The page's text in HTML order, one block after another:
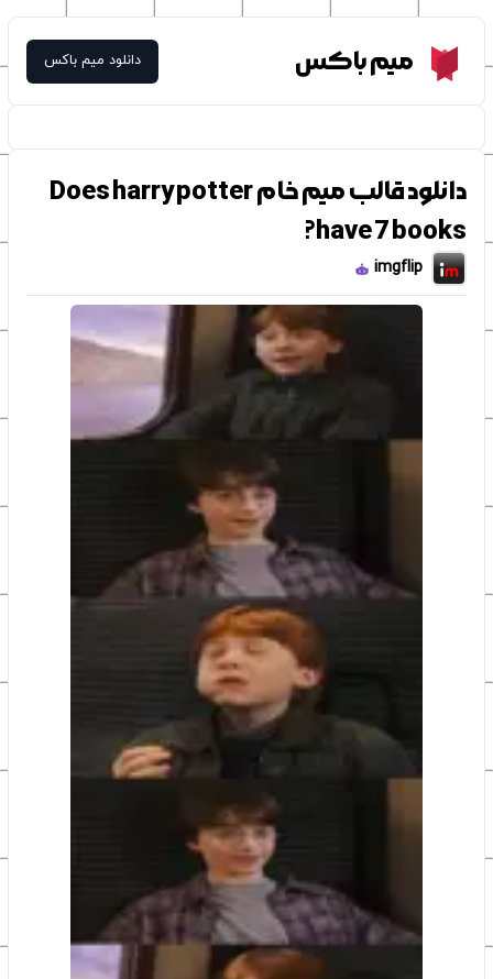
Meme Boxمیم باکس دانلود میم باکس
دانلود قالب میم خام Does harry potter
have 7 books?
imgflip